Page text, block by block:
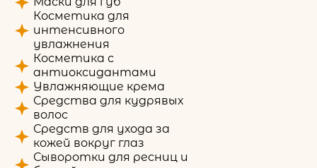
Косметика для
интенсивного
увлажнения
Косметика с
антиоксидантами
Увлажняющие крема
Средства для кудрявых
волос
Средств для ухода за
кожей вокруг глаз
Сыворотки для ресниц и